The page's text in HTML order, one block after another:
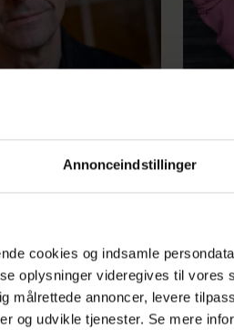
Annonceindstillinger
cookies og indsamle
oplysninger videregives til vores
målrettede annoncer, levere
og udvikle tjenester. Se mere
Sara
meget